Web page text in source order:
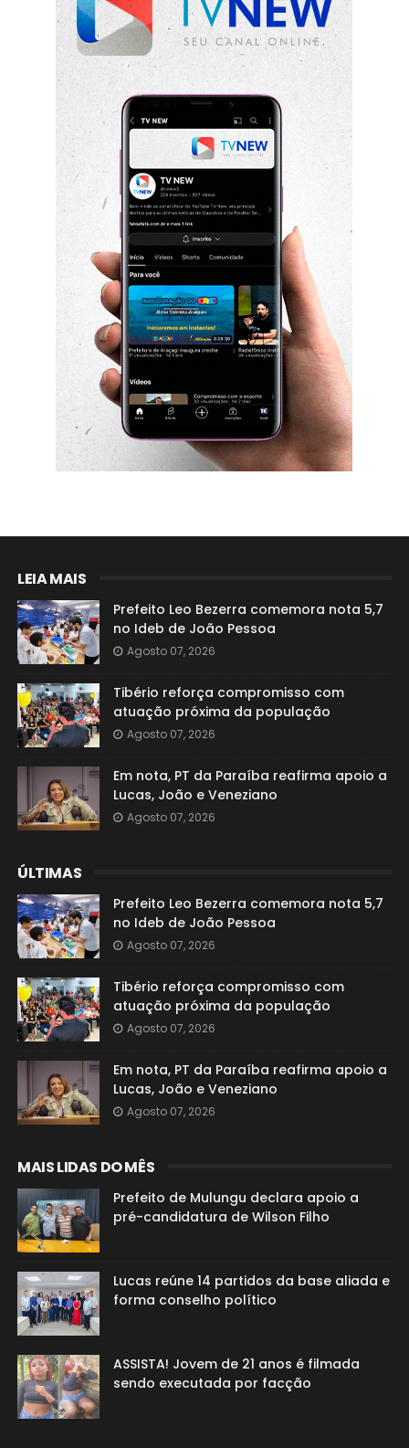
LEIA MAIS
Prefeito Leo Bezerra comemora nota 5,7
no Ideb de João Pessoa
Agosto 07, 2026
Tibério reforça compromisso com
atuação próxima da população
Agosto 07, 2026
Em nota, PT da Paraíba reafirma apoio a
Lucas, João e Veneziano
Agosto 07, 2026
ÚLTIMAS
Prefeito Leo Bezerra comemora nota 5,7
no Ideb de João Pessoa
Agosto 07, 2026
Tibério reforça compromisso com
atuação próxima da população
Agosto 07, 2026
Em nota, PT da Paraíba reafirma apoio a
Lucas, João e Veneziano
Agosto 07, 2026
MAIS LIDAS DO MÊS
Prefeito de Mulungu declara apoio a
pré-candidatura de Wilson Filho
Lucas reúne 14 partidos da base aliada e
forma conselho político
ASSISTA! Jovem de 21 anos é filmada
sendo executada por facção